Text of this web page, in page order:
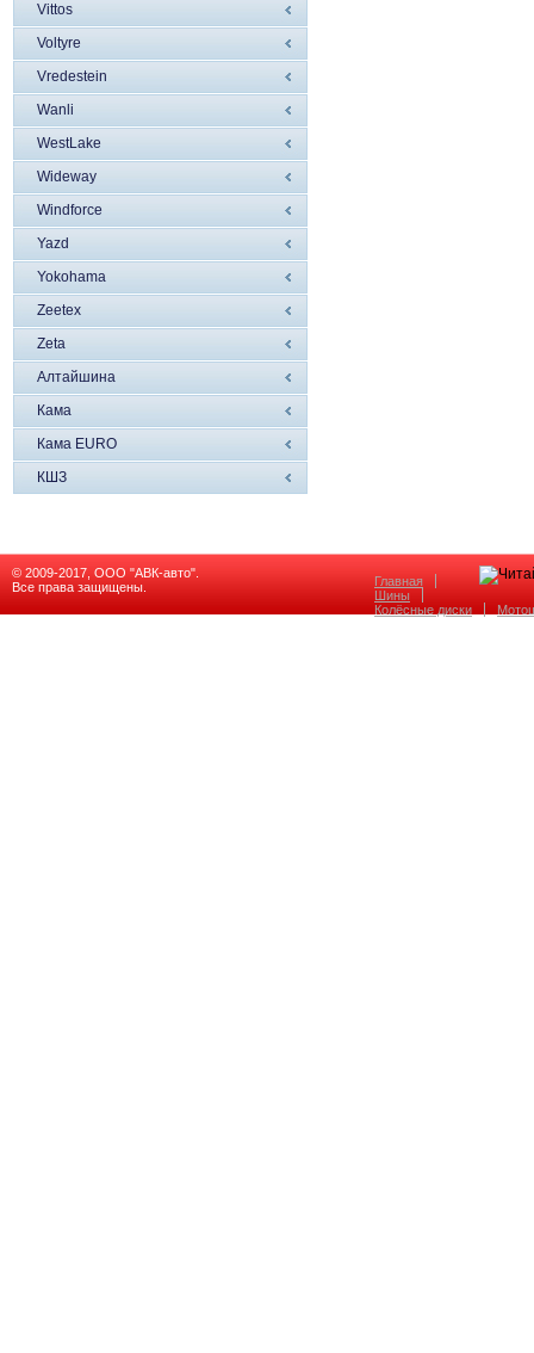
Vittos
Voltyre
Vredestein
Wanli
WestLake
Wideway
Windforce
Yazd
Yokohama
Zeetex
Zeta
Алтайшина
Кама
Кама EURO
КШЗ
© 2009-2017, ООО "АВК-авто".
Все права защищены.
Главная
Шины
Колёсные диски